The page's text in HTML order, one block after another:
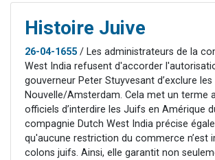
Histoire Juive
26-04-1655 / Les administrateurs de la
West India refusent d'accorder
gouverneur Peter Stuyvesant d’exclure
Nouvelle/Amsterdam. Cela met un terme
officiels d’interdire les Juifs en Amérique
compagnie Dutch West India précise
qu'aucune restriction du commerce n’est
colons juifs. Ainsi, elle garantit non